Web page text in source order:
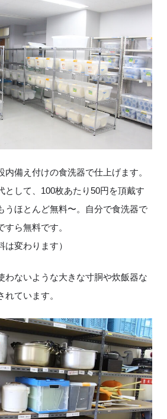
備え付けの食洗器で仕上げます。
として、100枚あたり50円を頂戴す
うほとんど無料〜。自分で食洗器で
ら無料です。
は変わります）
わないような大きな寸胴や炊飯器な
ています。